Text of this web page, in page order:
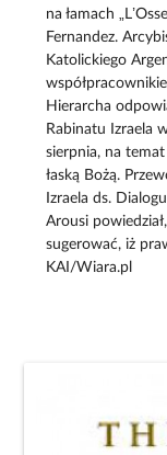
na łamach
Fernandez.
Katolickiego
Hierarcha
Rabinatu Izraela
sierpnia, na
łaską Bożą.
Izraela ds.
Arousi
sugerować, iż
KAI/Wiara.pl